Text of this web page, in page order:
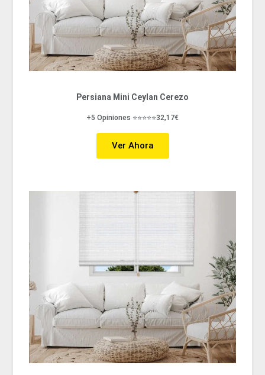
Persiana Mini Ceylan Cerezo
+5 Opiniones ⭐⭐⭐⭐⭐32,17€
Ver Ahora